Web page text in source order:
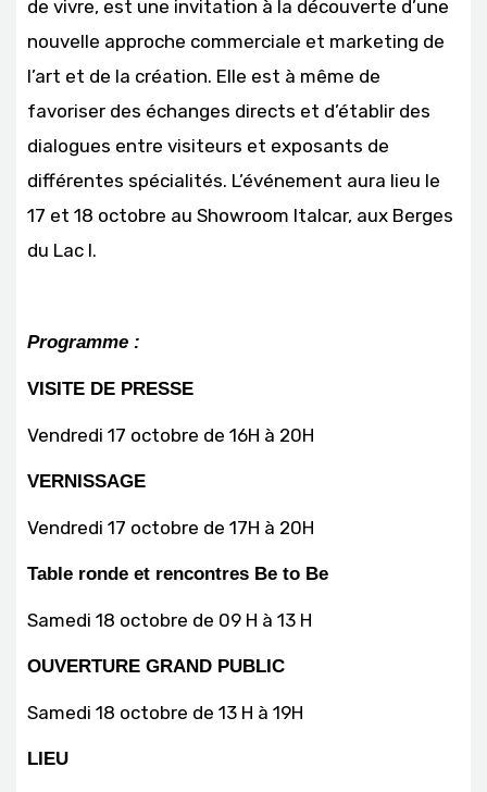
de vivre, est une invitation à la découverte d’une
nouvelle approche commerciale et marketing de
l’art et de la création. Elle est à même de
favoriser des échanges directs et d’établir des
dialogues entre visiteurs et exposants de
différentes spécialités. L’événement aura lieu le
17 et 18 octobre au Showroom Italcar, aux Berges
du Lac I.
Programme :
VISITE DE PRESSE
Vendredi 17 octobre de 16H à 20H
VERNISSAGE
Vendredi 17 octobre de 17H à 20H
Table ronde et rencontres Be to Be
Samedi 18 octobre de 09 H à 13 H
OUVERTURE GRAND PUBLIC
Samedi 18 octobre de 13 H à 19H
LIEU